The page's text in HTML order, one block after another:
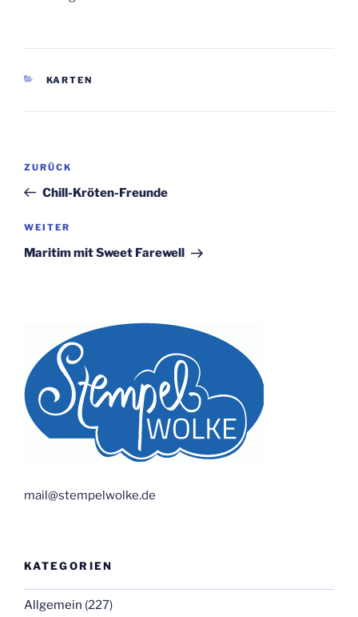
KATEGORIEN
KARTEN
Beitragsnavigation
Vorheriger
Beitrag
ZURÜCK
Chill-Kröten-Freunde
Nächster
Beitrag
WEITER
Maritim mit Sweet Farewell
mail@stempelwolke.de
KATEGORIEN
Allgemein (227)